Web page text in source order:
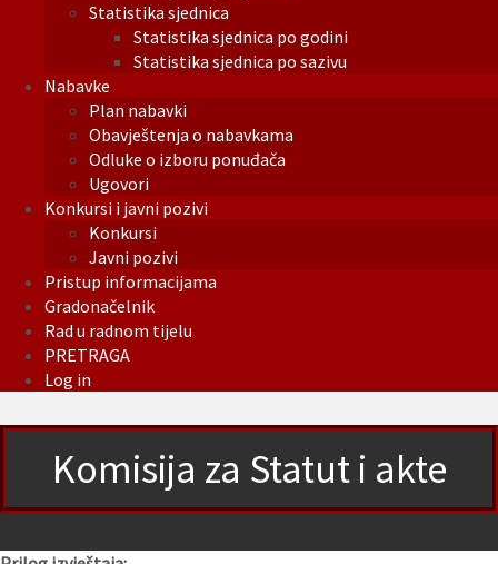
Statistika sjednica
Statistika sjednica po godini
Statistika sjednica po sazivu
Nabavke
Plan nabavki
Obavještenja o nabavkama
Odluke o izboru ponuđača
Ugovori
Konkursi i javni pozivi
Konkursi
Javni pozivi
Pristup informacijama
Gradonačelnik
Rad u radnom tijelu
PRETRAGA
Log in
Komisija za Statut i akte